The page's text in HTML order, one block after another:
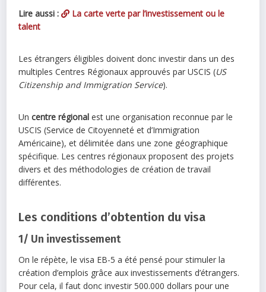
Lire aussi :
La carte verte par l’investissement ou le
talent
Les étrangers éligibles doivent donc investir dans un des
multiples Centres Régionaux approuvés par USCIS (US
Citizenship and Immigration Service).
Uncentre régional est une organisation reconnue par le
USCIS (Service de Citoyenneté et d’Immigration
Américaine), et délimitée dans une zone géographique
spécifique. Les centres régionaux proposent des projets
divers et des méthodologies de création de travail
différentes.
Les conditions d’obtention du visa
1/ Un investissement
On le répète, le visa EB-5 a été pensé pour stimuler la
création d’emplois grâce aux investissements d’étrangers.
Pour cela, il faut donc investir 500.000 dollars pour une